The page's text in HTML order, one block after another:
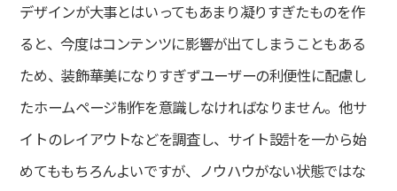
平日9:00～18:00
デザインが大事とはいってもあまり凝りすぎたものを作
ると、今度はコンテンツに影響が出てしまうこともある
ため、装飾華美になりすぎずユーザーの利便性に配慮し
たホームページ制作を意識しなければなりません。他サ
イトのレイアウトなどを調査し、サイト設計を一から始
めてももちろんよいですが、ノウハウがない状態ではな